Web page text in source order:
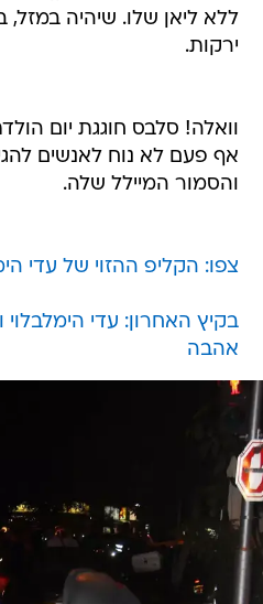
ללא ליאן שלו. שיהיה
ירקות.
וואלה! סלבס חוגגת יום
אף פעם לא נוח לאנשים
והסמור המיילל שלה.
צפו: הקליפ ההזוי של עדי
בקיץ האחרון: עדי
אהבה